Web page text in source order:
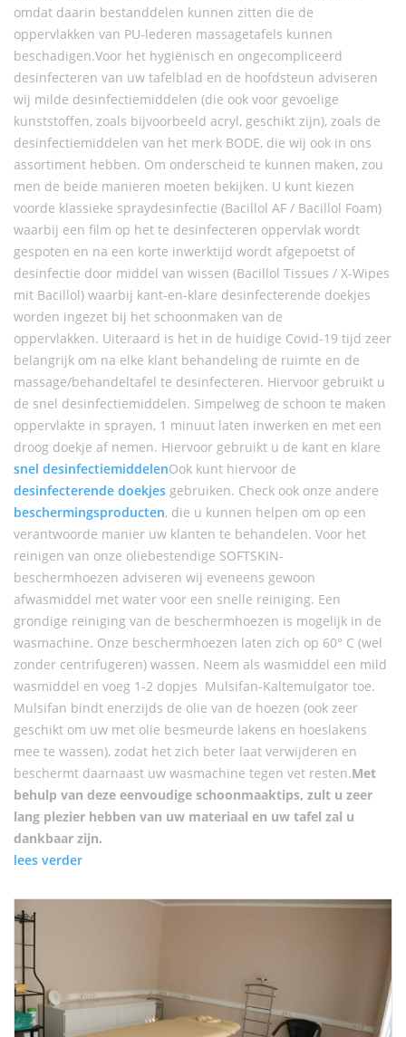
omdat daarin bestanddelen kunnen zitten die de
oppervlakken van PU-lederen massagetafels kunnen
beschadigen.Voor het hygiënisch en ongecompliceerd
desinfecteren van uw tafelblad en de hoofdsteun adviseren
wij milde desinfectiemiddelen (die ook voor gevoelige
kunststoffen, zoals bijvoorbeeld acryl, geschikt zijn), zoals de
desinfectiemiddelen van het merk BODE, die wij ook in ons
assortiment hebben. Om onderscheid te kunnen maken, zou
men de beide manieren moeten bekijken. U kunt kiezen
voorde klassieke spraydesinfectie (Bacillol AF / Bacillol Foam)
waarbij een film op het te desinfecteren oppervlak wordt
gespoten en na een korte inwerktijd wordt afgepoetst of
desinfectie door middel van wissen (Bacillol Tissues / X-Wipes
mit Bacillol) waarbij kant-en-klare desinfecterende doekjes
worden ingezet bij het schoonmaken van de
oppervlakken. Uiteraard is het in de huidige Covid-19 tijd zeer
belangrijk om na elke klant behandeling de ruimte en de
massage/behandeltafel te desinfecteren. Hiervoor gebruikt u
de snel desinfectiemiddelen. Simpelweg de schoon te maken
oppervlakte in sprayen, 1 minuut laten inwerken en met een
droog doekje af nemen. Hiervoor gebruikt u de kant en klare
snel desinfectiemiddelenOok kunt hiervoor de
desinfecterende doekjes gebruiken. Check ook onze andere
beschermingsproducten, die u kunnen helpen om op een
verantwoorde manier uw klanten te behandelen. Voor het
reinigen van onze oliebestendige SOFTSKIN-
beschermhoezen adviseren wij eveneens gewoon
afwasmiddel met water voor een snelle reiniging. Een
grondige reiniging van de beschermhoezen is mogelijk in de
wasmachine. Onze beschermhoezen laten zich op 60° C (wel
zonder centrifugeren) wassen. Neem als wasmiddel een mild
wasmiddel en voeg 1-2 dopjes Mulsifan-Kaltemulgator toe.
Mulsifan bindt enerzijds de olie van de hoezen (ook zeer
geschikt om uw met olie besmeurde lakens en hoeslakens
mee te wassen), zodat het zich beter laat verwijderen en
beschermt daarnaast uw wasmachine tegen vet resten.Met
behulp van deze eenvoudige schoonmaaktips, zult u zeer
lang plezier hebben van uw materiaal en uw tafel zal u
dankbaar zijn.
lees verder